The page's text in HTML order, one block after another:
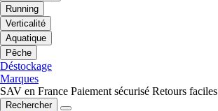
Running
Verticalité
Aquatique
Pêche
Déstockage
Marques
SAV en France Paiement sécurisé Retours faciles
Rechercher